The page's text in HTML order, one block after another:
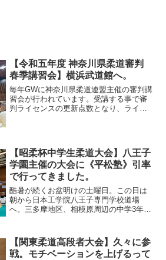
【令和五年度 神奈川県柔道審判
春季講習会】横浜武道館へ。
毎年GWに神奈川県柔道連盟主催の審判講
習会が行われています。受講する事で審
判ライセンスの更新点数となり、ライセ
【昭柔杯中学生柔道大会】八王子
学園主催の大会に《平松塾》引率
で行ってきました。
酷暑が続くお盆明けの土曜日。この日は
朝から日本工学院八王子専門学校道場
へ。三多摩地区、相模原周辺の中学3年生
参加させて頂きました。会場は通い慣れ
た日本工学院八王子専...
【関東柔道高段者大会】久々に参
戦。モチベーションを上げるって